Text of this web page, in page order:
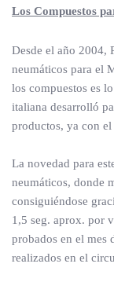
Los Compuestos
Desde el año 2004,
neumáticos para el
los compuestos es
italiana desarrolló
productos, ya con
La novedad para
neumáticos, donde
consiguiéndose
1,5 seg. aprox. por
probados en el mes
realizados en el